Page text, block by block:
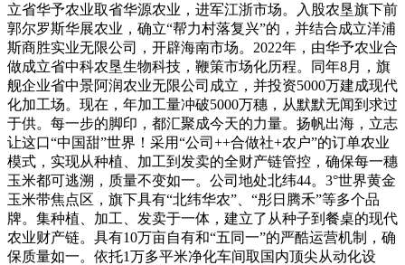
立省华予农业取省华源农业，进军江浙市场。入股农垦旗下前
郭尔罗斯华展农业，确立“帮力村落复兴”的，并结合成立洋浦
斯商胜实业无限公司，开辟海南市场。2022年，由华予农业合
做成立省中科农垦生物科技，鞭策市场化历程。同年8月，旗
舰企业省中景阿润农业无限公司成立，并投资5000万建成现代
化加工场。现在，年加工量冲破5000万穗，从默默无闻到求过
于供。每一步的脚印，都汇聚成今天的力量。扬帆出海，立志
让这口“中国甜”世界！采用“公司++合做社+农户”的订单农业
模式，实现从种植、加工到发卖的全财产链管控，确保每一穗
玉米都可逃溯，质量不变如一。公司地处北纬44。3°世界黄金
玉米带焦点区，旗下具有“北纬华农”、“彤日腾禾”等多个品
牌。集种植、加工、发卖于一体，建立了从种子到餐桌的现代
农业财产链。具有10万亩自有和“五同一”的严酷运营机制，确
保质量如一。依托1万多平米净化车间取国内顶尖从动化设